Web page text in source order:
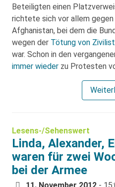
Beteiligten einen
richtete sich vor allem gegen
Afghanistan, bei dem die
wegen der Tötung von
war. Schon in den
immer wieder zu Protesten
Lesens-/Sehenswert
Linda, Alexander,
waren für zwei
bei der Armee